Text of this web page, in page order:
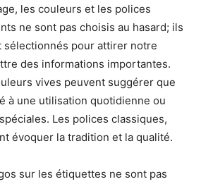
les couleurs et les polices
ne sont pas choisis au hasard; ils
sélectionnés pour attirer notre
des informations importantes.
vives peuvent suggérer que
à une utilisation quotidienne ou
Les polices classiques,
évoquer la tradition et la qualité.
sur les étiquettes ne sont pas